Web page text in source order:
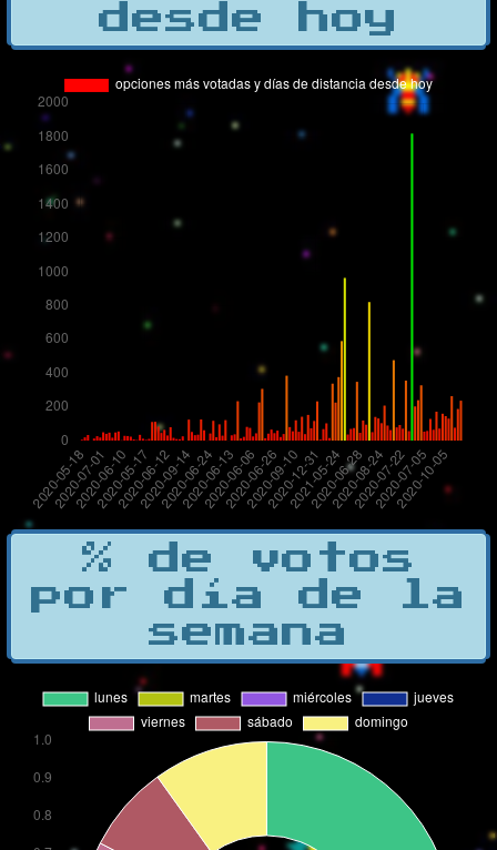
desde hoy
% de votos
por día de la
semana